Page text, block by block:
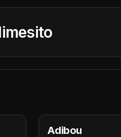
Adibou